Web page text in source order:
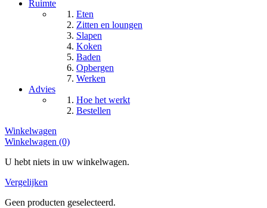
Ruimte
Eten
Zitten en loungen
Slapen
Koken
Baden
Opbergen
Werken
Advies
Hoe het werkt
Bestellen
Winkelwagen
Winkelwagen (0)
U hebt niets in uw winkelwagen.
Vergelijken
Geen producten geselecteerd.